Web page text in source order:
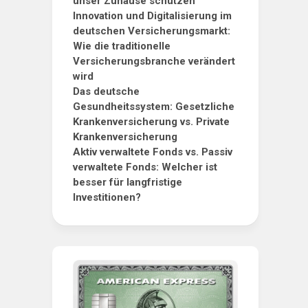
Innovation und Digitalisierung im
deutschen Versicherungsmarkt:
Wie die traditionelle
Versicherungsbranche verändert
wird
Das deutsche
Gesundheitssystem: Gesetzliche
Krankenversicherung vs. Private
Krankenversicherung
Aktiv verwaltete Fonds vs. Passiv
verwaltete Fonds: Welcher ist
besser für langfristige
Investitionen?